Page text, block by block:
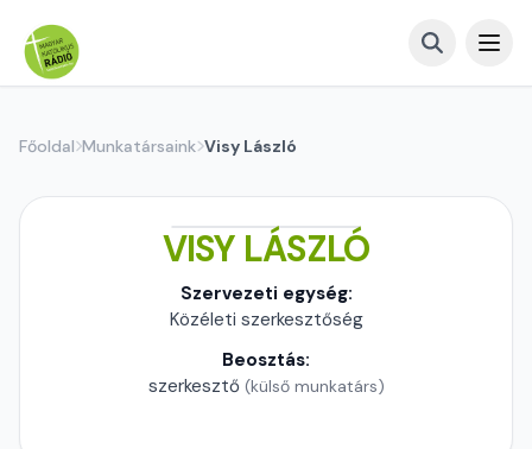
Főoldal Munkatársaink Visy László
VISY LÁSZLÓ
Szervezeti egység:
Közéleti szerkesztőség
Beosztás:
szerkesztő (külső munkatárs)